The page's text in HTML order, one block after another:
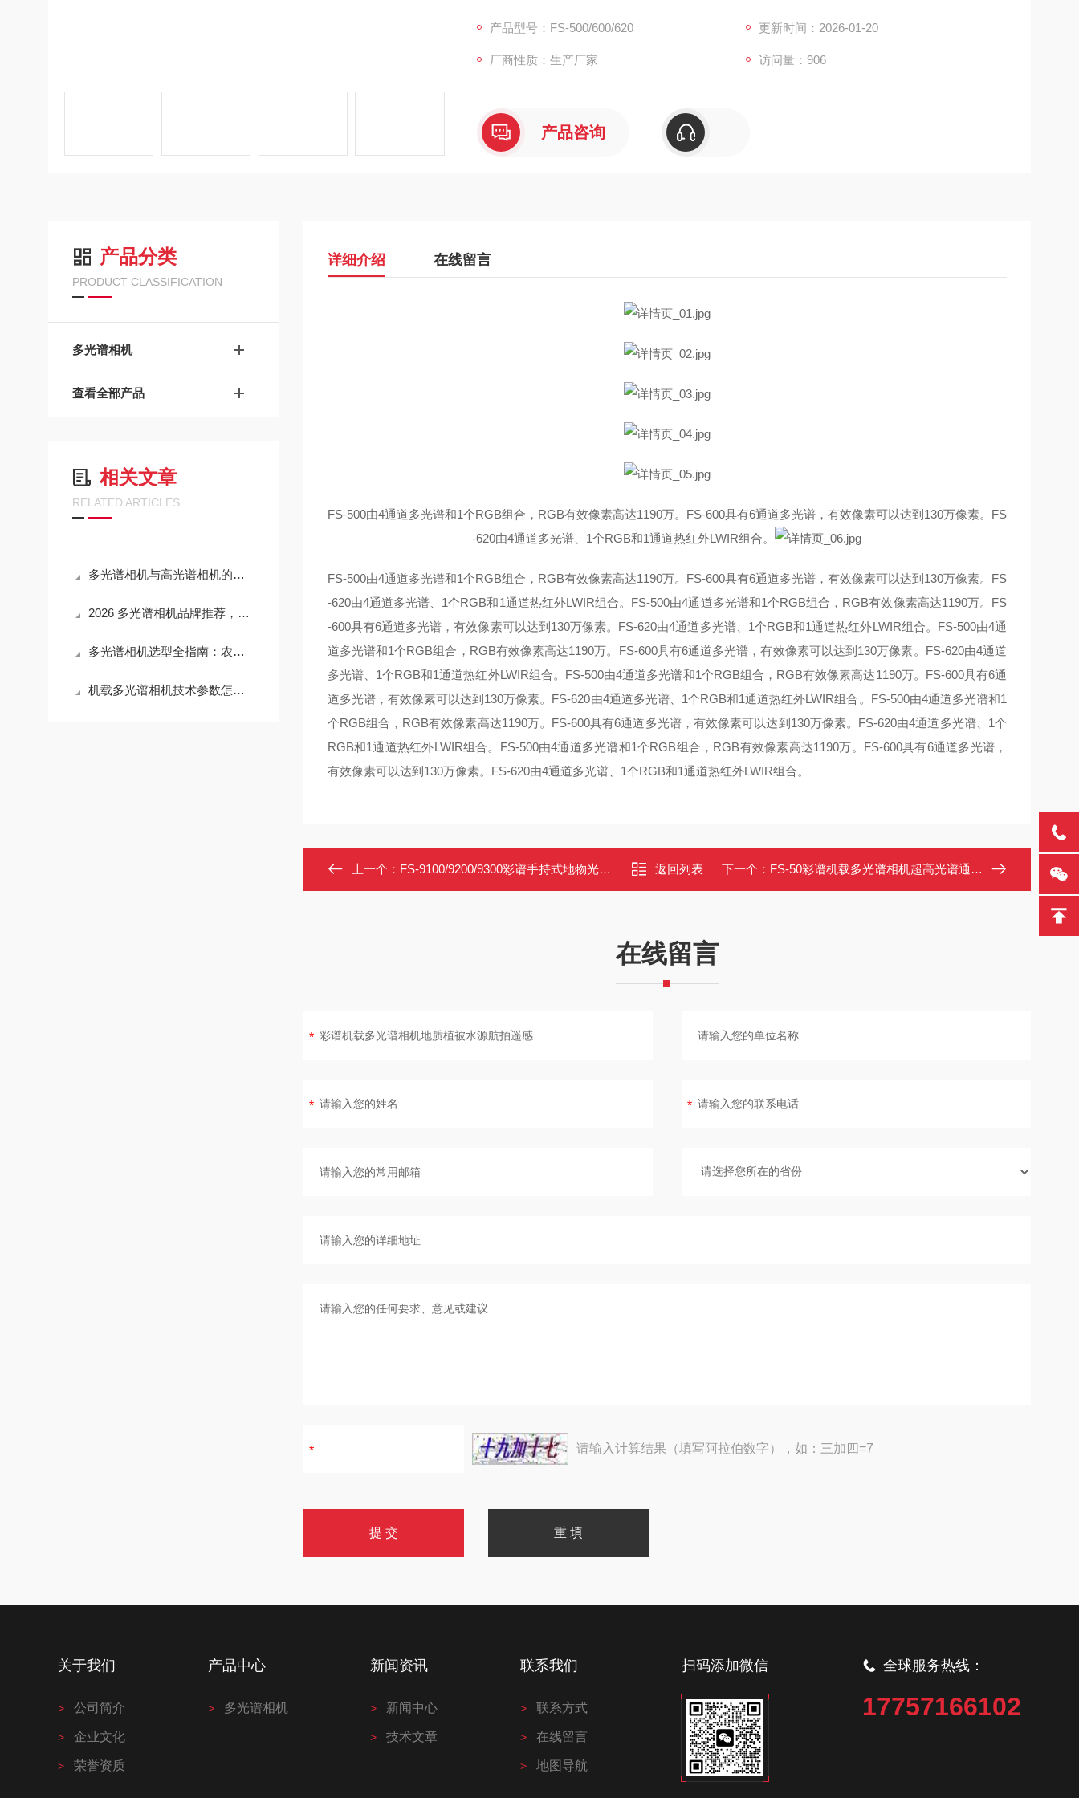
产品型号：FS-500/600/620
更新时间：2026-01-20
厂商性质：生产厂家 访问量：906
产品咨询
产品分类
PRODUCT CLASSIFICATION
多光谱相机
查看全部产品
相关文章
RELATED ARTICLES
多光谱相机与高光谱相机的差异：选型与品牌推荐
2026 多光谱相机品牌推荐，无人机载与地面款厂家对比
多光谱相机选型全指南：农业遥感场景怎么挑
机载多光谱相机技术参数怎么看？别让参数表把人绕晕
详细介绍 在线留言
FS-500由4通道多光谱和1个RGB组合，RGB有效像素高达1190万。FS-600具有6通道多光谱，有效像素可以达到130万像素。FS
-620由4通道多光谱、1个RGB和1通道热红外LWIR组合。
FS-500由4通道多光谱和1个RGB组合，RGB有效像素高达1190万。FS-600具有6通道多光谱，有效像素可以达到130万像素。FS
-620由4通道多光谱、1个RGB和1通道热红外LWIR组合。 FS-500由4通道多光谱和1个RGB组合，RGB有效像素高达1190万。FS
-600具有6通道多光谱，有效像素可以达到130万像素。FS-620由4通道多光谱、1个RGB和1通道热红外LWIR组合。 FS-500由4通
道多光谱和1个RGB组合，RGB有效像素高达1190万。FS-600具有6通道多光谱，有效像素可以达到130万像素。FS-620由4通道
多光谱、1个RGB和1通道热红外LWIR组合。 FS-500由4通道多光谱和1个RGB组合，RGB有效像素高达1190万。FS-600具有6通
道多光谱，有效像素可以达到130万像素。FS-620由4通道多光谱、1个RGB和1通道热红外LWIR组合。 FS-500由4通道多光谱和1
个RGB组合，RGB有效像素高达1190万。FS-600具有6通道多光谱，有效像素可以达到130万像素。FS-620由4通道多光谱、1个
RGB和1通道热红外LWIR组合。 FS-500由4通道多光谱和1个RGB组合，RGB有效像素高达1190万。FS-600具有6通道多光谱，
有效像素可以达到130万像素。FS-620由4通道多光谱、1个RGB和1通道热红外LWIR组合。
上一个： FS-9100/9200/9300彩谱手持式地物光谱仪超宽波长植被林业调查 返回列表 下一个： FS-50彩谱机载多光谱相机超高光谱通道2K分辨率
在线留言
请输入计算结果（填写阿拉伯数字），如：三加四=7
关于我们
公司简介
企业文化
荣誉资质
产品中心
多光谱相机
新闻资讯
新闻中心
技术文章
联系我们
联系方式
在线留言
地图导航
扫码添加微信 全球服务热线：
17757166102